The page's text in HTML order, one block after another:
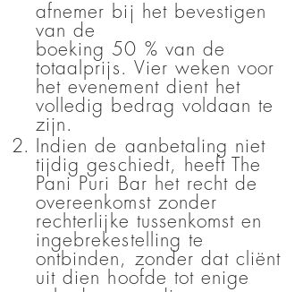
afnemer bij het bevestigen
van de
boeking 50 % van de
totaalprijs. Vier weken voor
het evenement dient het
volledig bedrag voldaan te
zijn.
Indien de aanbetaling niet
tijdig geschiedt, heeft The
Pani Puri Bar het recht de
overeenkomst zonder
rechterlijke tussenkomst en
ingebrekestelling te
ontbinden, zonder dat cliënt
uit dien hoofde tot enige